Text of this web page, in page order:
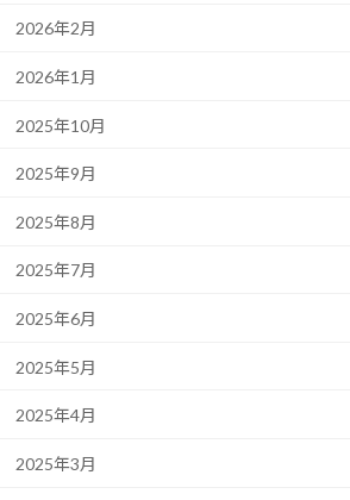
2026年2月
2026年1月
2025年10月
2025年9月
2025年8月
2025年7月
2025年6月
2025年5月
2025年4月
2025年3月